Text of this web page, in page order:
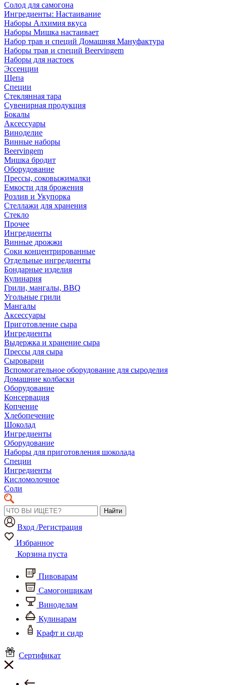
Солод для самогона
Ингредиенты: Настаивание
Наборы Алхимия вкуса
Наборы Мишка настаивает
Набор трав и специй Домашняя Мануфактура
Наборы трав и специй Beervingem
Наборы для настоек
Эссенции
Щепа
Специи
Стеклянная тара
Сувенирная продукция
Бокалы
Аксессуары
Виноделие
Винные наборы
Beervingem
Мишка бродит
Оборудование
Прессы, соковыжималки
Емкости для брожения
Розлив и Укупорка
Стеллажи для хранения
Стекло
Прочее
Ингредиенты
Винные дрожжи
Соки концентрированные
Отдельные ингредиенты
Бондарные изделия
Кулинария
Грили, мангалы, BBQ
Угольные грили
Мангалы
Аксессуары
Приготовление сыра
Ингредиенты
Выдержка и хранение сыра
Прессы для сыра
Сыроварни
Вспомогательное оборудование для сыроделия
Домашние колбаски
Оборудование
Консервация
Копчение
Хлебопечение
Шоколад
Ингредиенты
Оборудование
Наборы для приготовления шоколада
Специи
Ингредиенты
Кисломолочное
Соли
Найти
Вход /Регистрация
Избранное
Корзина пуста
Пивоварам
Самогонщикам
Виноделам
Кулинарам
Крафт и сидр
Сертификат